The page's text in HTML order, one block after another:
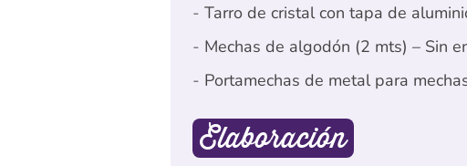
- Tarro de cristal con tapa de
- Mechas de algodón (2 mts) – Sin
- Portamechas de metal para
Elaboración